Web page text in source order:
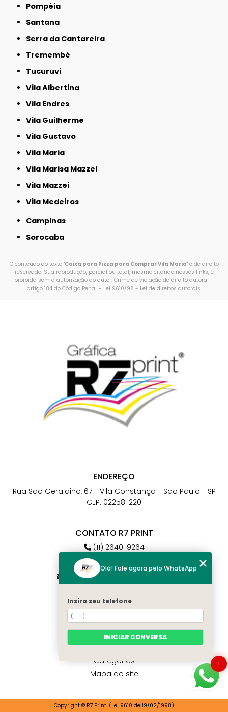
Pompéia
Santana
Serra da Cantareira
Tremembé
Tucuruvi
Vila Albertina
Vila Endres
Vila Guilherme
Vila Gustavo
Vila Maria
Vila Marisa Mazzei
Vila Mazzei
Vila Medeiros
Campinas
Sorocaba
O conteúdo do texto "Caixa para Pizza para Comprar Vila Maria" é de direito
reservado. Sua reprodução, parcial ou total, mesmo citando nossos links, é
proibida sem a autorização do autor. Crime de violação de direito autoral –
artigo 184 do Código Penal – Lei 9610/98 - Lei de direitos autorais.
ENDEREÇO
Rua São Geraldino, 67 - Vila Constança - São Paulo - SP
CEP: 02258-220
CONTATO R7 PRINT
(11) 2640-9264
(11) 98784-6664
atendimento@r7print.com.br
MENU
Home
Quem somos
Contato
Categorias
Mapa do site
Copyright © R7 Print. (Lei 9610 de 19/02/1998)
1
Olá! Fale agora pelo WhatsApp
Insira seu telefone
INICIAR CONVERSA